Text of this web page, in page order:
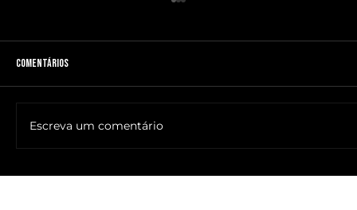
Comentários
Escreva um comentário